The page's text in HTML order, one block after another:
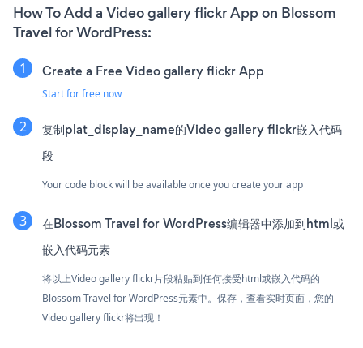
How To Add a Video gallery flickr App on Blossom
Travel for WordPress:
Create a Free Video gallery flickr App
Start for free now
复制plat_display_name的Video gallery flickr嵌入代码
段
Your code block will be available once you create your app
在Blossom Travel for WordPress编辑器中添加到html或
嵌入代码元素
将以上Video gallery flickr片段粘贴到任何接受html或嵌入代码的
Blossom Travel for WordPress元素中。保存，查看实时页面，您的
Video gallery flickr将出现！